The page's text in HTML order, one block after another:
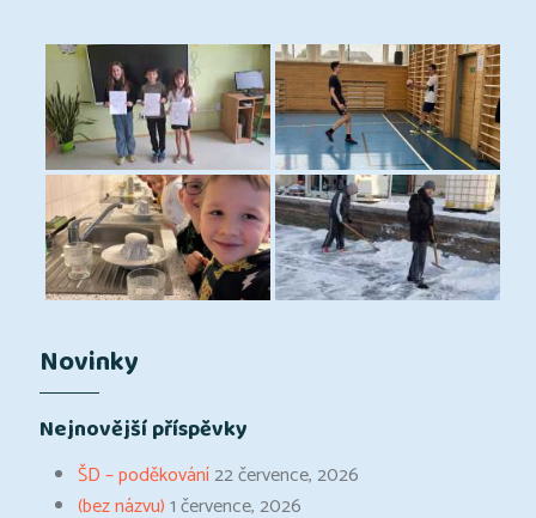
Novinky
Nejnovější příspěvky
ŠD – poděkování22 července, 2026
(bez názvu)1 července, 2026